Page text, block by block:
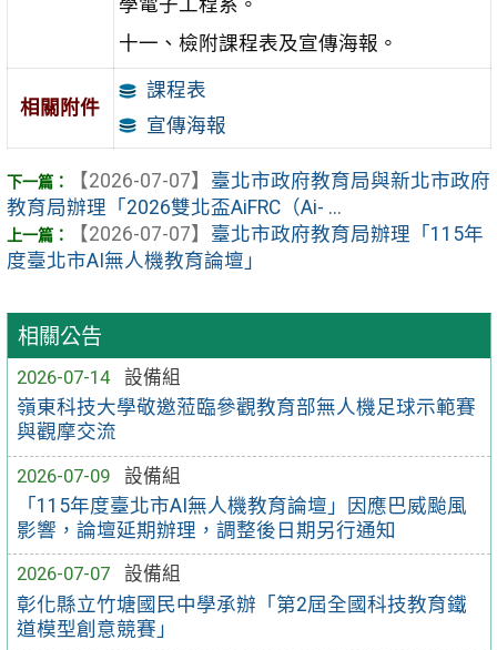
相關公告
2026-07-14
設備組
嶺東科技大學敬邀蒞臨參觀教育部無人機足球示範賽
與觀摩交流
2026-07-09
設備組
「115年度臺北市AI無人機教育論壇」因應巴威颱風
影響，論壇延期辦理，調整後日期另行通知
2026-07-07
設備組
彰化縣立竹塘國民中學承辦「第2屆全國科技教育鐵
道模型創意競賽」
十一、檢附課程表及宣傳海報。
相關附件
課程表
宣傳海報
【2026-07-07】 臺北市政府教育局與新北市政府
教育局辦理「2026雙北盃AiFRC（Ai- ...
【2026-07-07】 臺北市政府教育局辦理「115年
度臺北市AI無人機教育論壇」